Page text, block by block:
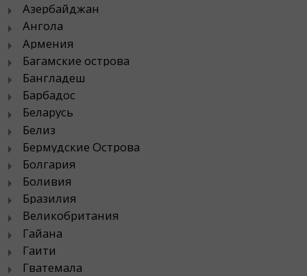
Азербайджан
Ангола
Армения
Багамские острова
Бангладеш
Барбадос
Беларусь
Белиз
Бермудские Острова
Болгария
Боливия
Бразилия
Великобритания
Гайана
Гаити
Гватемала